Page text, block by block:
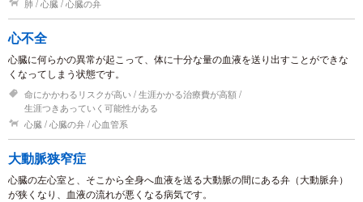
肺 心臓 心臓の弁
心不全
心臓に何らかの異常が起こって、体に十分な量の血液を送り出すことができな
くなってしまう状態です。
命にかかわるリスクが高い 生涯かかる治療費が高額
生涯つきあっていく可能性がある
心臓
心臓の弁 心血管系
大動脈狭窄症
心臓の左心室と、そこから全身へ血液を送る大動脈の間にある弁（大動脈弁）
が狭くなり、血液の流れが悪くなる病気です。